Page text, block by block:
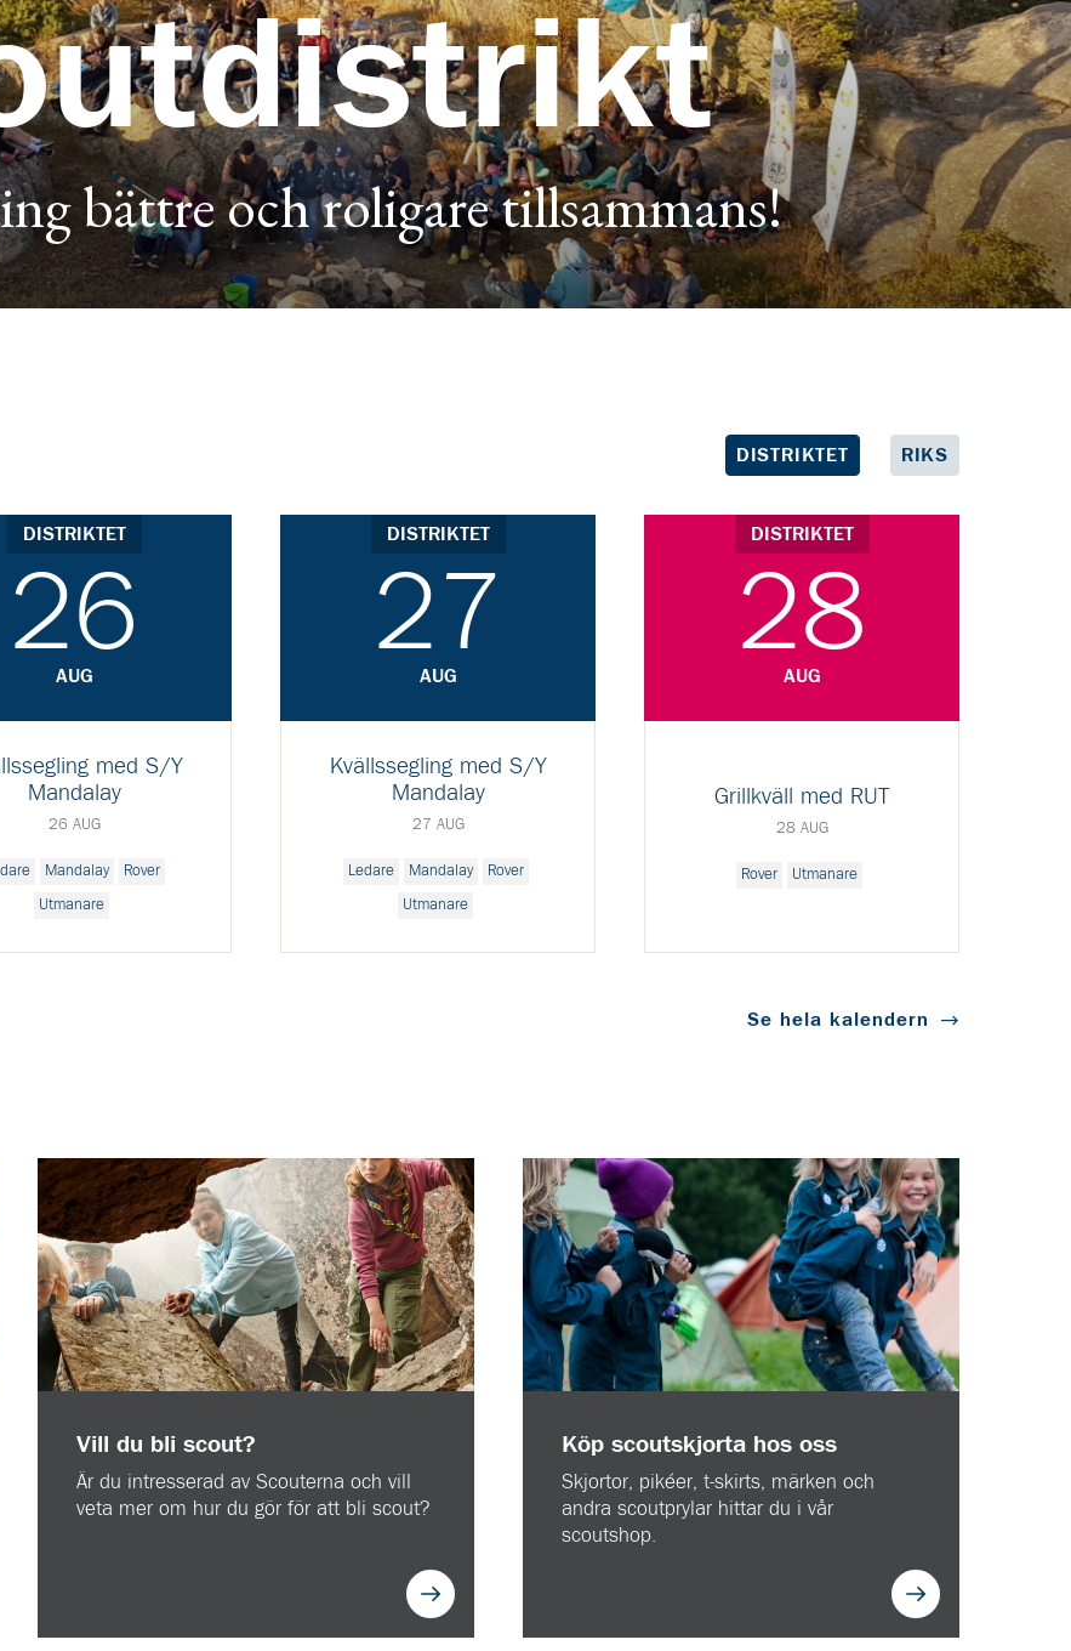
bättre och roligare tillsammans!
DISTRIKTET RIKS
DISTRIKTET
26
AUG
med S/Y
Mandalay
26 AUG
Mandalay Rover
Utmanare
DISTRIKTET
27
AUG
Kvällssegling med S/Y
Mandalay
27 AUG
Ledare Mandalay Rover
Utmanare
DISTRIKTET
28
AUG
Grillkväll med RUT
28 AUG
Rover Utmanare
Se hela kalendern
Vill du bli scout?
Är du intresserad av Scouterna och vill
veta mer om hur du gör för att bli scout?
Köp scoutskjorta hos oss
Skjortor, pikéer, t-skirts, märken och
andra scoutprylar hittar du i vår
scoutshop.